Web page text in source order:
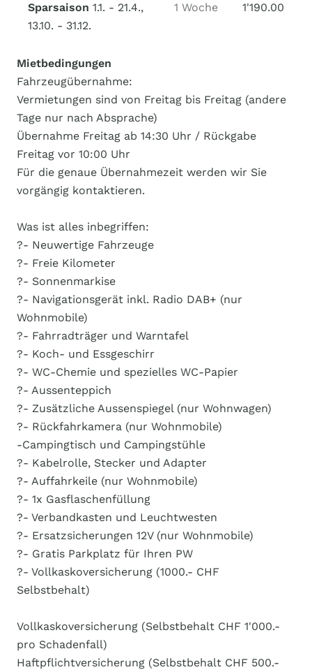
Sparsaison 1.1. - 21.4.,
13.10. - 31.12.
1 Woche 1'190.00
Mietbedingungen
Fahrzeugübernahme:
Vermietungen sind von Freitag bis Freitag (andere
Tage nur nach Absprache)
Übernahme Freitag ab 14:30 Uhr / Rückgabe
Freitag vor 10:00 Uhr
Für die genaue Übernahmezeit werden wir Sie
vorgängig kontaktieren.
Was ist alles inbegriffen:
?- Neuwertige Fahrzeuge
?- Freie Kilometer
?- Sonnenmarkise
?- Navigationsgerät inkl. Radio DAB+ (nur
Wohnmobile)
?- Fahrradträger und Warntafel
?- Koch- und Essgeschirr
?- WC-Chemie und spezielles WC-Papier
?- Aussenteppich
?- Zusätzliche Aussenspiegel (nur Wohnwagen)
?- Rückfahrkamera (nur Wohnmobile)
-Campingtisch und Campingstühle
?- Kabelrolle, Stecker und Adapter
?- Auffahrkeile (nur Wohnmobile)
?- 1x Gasflaschenfüllung
?- Verbandkasten und Leuchtwesten
?- Ersatzsicherungen 12V (nur Wohnmobile)
?- Gratis Parkplatz für Ihren PW
?- Vollkaskoversicherung (1000.- CHF
Selbstbehalt)
Vollkaskoversicherung (Selbstbehalt CHF 1'000.-
pro Schadenfall)
Haftpflichtversicherung (Selbstbehalt CHF 500.-